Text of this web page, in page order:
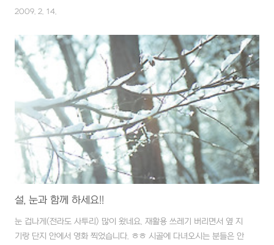
잘 먹고 있었는데 말이죠, 오늘 얼떨결에 집사람에게 오이무침을 전수
공개합니다. 사진은 집사람이 담았답니다. ^^ 먼저 준비물입니다. 오이
3개(2인분), 조선간장 3큰술, 마늘 한 개, 고춧가루 한 큰술, 고추장 한
큰술, 깨소금 약간, (파, 양파 - 옵션) 입니다. 먼저 2인분 오이 3개를 준
비해서 껍질을 벗기고 비스듬히 썰어 준비합니다. (참고로 시골 특산물
이 오이입니다. 구례(산동)오이 맛나요. ^^) ↓↓↓ 비스듬히 채..
2009. 2. 14.
설, 눈과 함께 하세요!!
눈 겁나게(전라도 사투리) 많이 왔네요. 재활용 쓰레기 버리면서 옆 지
기랑 단지 안에서 영화 찍었습니다. ㅎㅎ 시골에 다녀오시는 분들은 안